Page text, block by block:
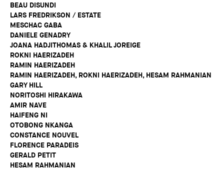
BEAU DISUNDI
LARS FREDRIKSON / ESTATE
MESCHAC GABA
DANIELE GENADRY
JOANA HADJITHOMAS & KHALIL JOREIGE
ROKNI HAERIZADEH
RAMIN HAERIZADEH
RAMIN HAERIZADEH, ROKNI HAERIZADEH, HESAM RAHMANIAN
GARY HILL
NORITOSHI HIRAKAWA
AMIR NAVE
HAIFENG NI
OTOBONG NKANGA
CONSTANCE NOUVEL
FLORENCE PARADEIS
GERALD PETIT
HESAM RAHMANIAN